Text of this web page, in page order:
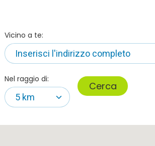
Vicino a te:
Nel raggio di:
5 km
Cerca